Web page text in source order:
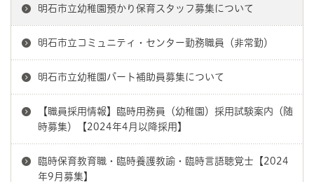
明石市立幼稚園預かり保育スタッフ募集について
明石市立コミュニティ・センター勤務職員（非常勤）
明石市立幼稚園パート補助員募集について
【職員採用情報】臨時用務員（幼稚園）採用試験案内（随
時募集）【2024年4月以降採用】
臨時保育教育職・臨時養護教諭・臨時言語聴覚士【2024
年9月募集】